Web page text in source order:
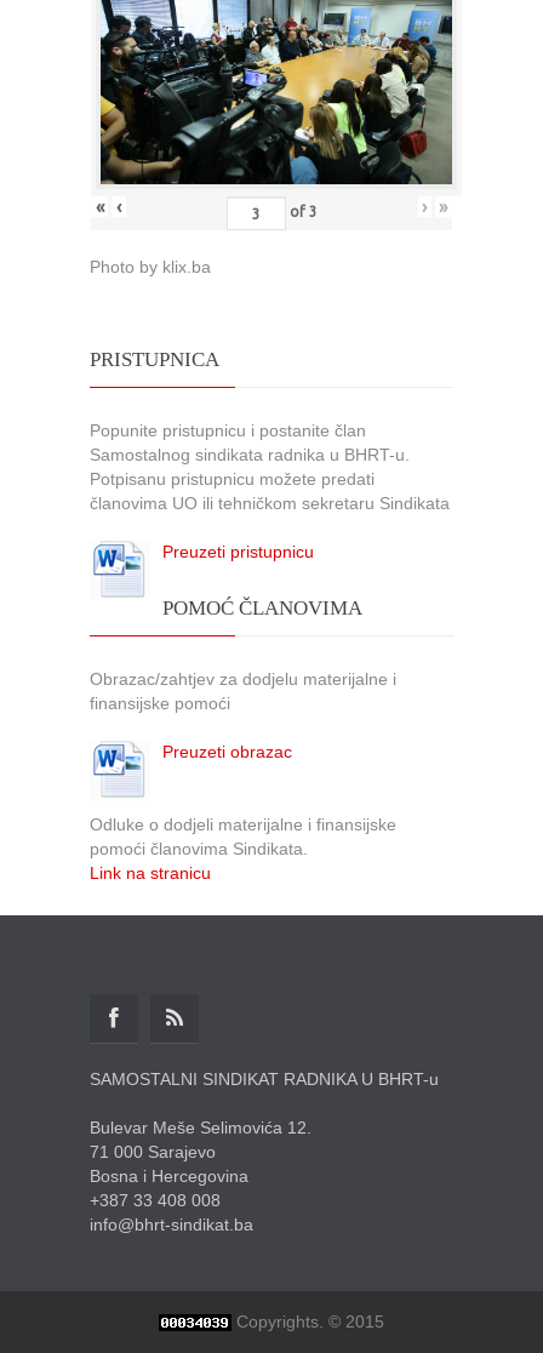
« ‹ of 3 › »
Photo by klix.ba
PRISTUPNICA
Popunite pristupnicu i postanite član
Samostalnog sindikata radnika u BHRT-u.
Potpisanu pristupnicu možete predati
članovima UO ili tehničkom sekretaru Sindikata
Preuzeti pristupnicu
POMOĆ ČLANOVIMA
Obrazac/zahtjev za dodjelu materijalne i
finansijske pomoći
Preuzeti obrazac
Odluke o dodjeli materijalne i finansijske
pomoći članovima Sindikata.
Link na stranicu
SAMOSTALNI SINDIKAT RADNIKA U BHRT-u
Bulevar Meše Selimovića 12.
71 000 Sarajevo
Bosna i Hercegovina
+387 33 408 008
info@bhrt-sindikat.ba
Copyrights. © 2015